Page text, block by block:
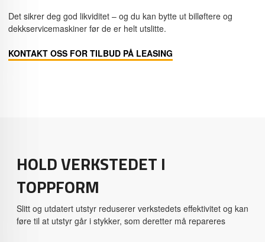
Det sikrer deg god likviditet – og du kan bytte ut billøftere og
dekkservicemaskiner før de er helt utslitte.
KONTAKT OSS FOR TILBUD PÅ LEASING
HOLD VERKSTEDET I
TOPPFORM
Slitt og utdatert utstyr reduserer verkstedets effektivitet og kan
føre til at utstyr går i stykker, som deretter må repareres